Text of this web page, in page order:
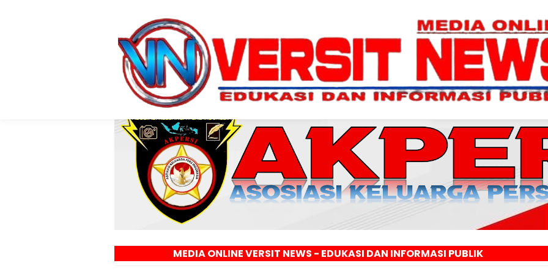
MEDIA ONLINE VERSIT NEWS - EDUKASI DAN INFORMASI PUBLIK